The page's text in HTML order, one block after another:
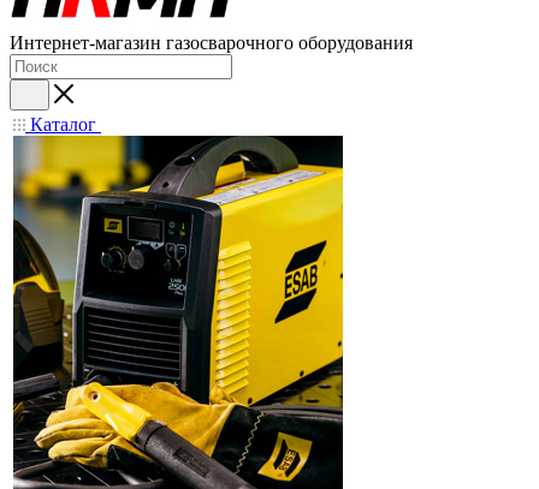
Интернет-магазин газосварочного оборудования
Каталог